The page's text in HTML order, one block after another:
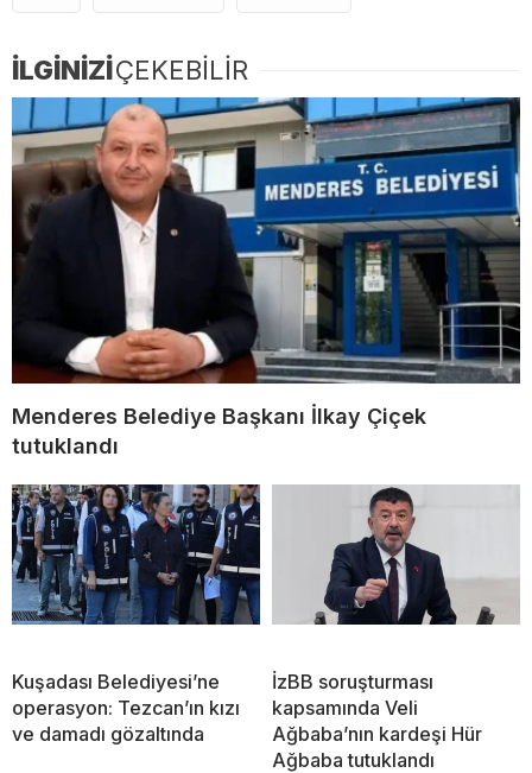
İLGİNİZİÇEKEBİLİR
Menderes Belediye Başkanı İlkay Çiçek
tutuklandı
Kuşadası Belediyesi’ne
operasyon: Tezcan’ın kızı
ve damadı gözaltında
İzBB soruşturması
kapsamında Veli
Ağbaba’nın kardeşi Hür
Ağbaba tutuklandı